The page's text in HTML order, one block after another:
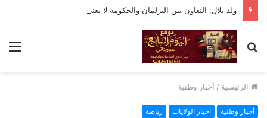
بحث
عن
الرئيسية / أخبار وطنية
أخبار وطنية اخبار الولايات رياضة